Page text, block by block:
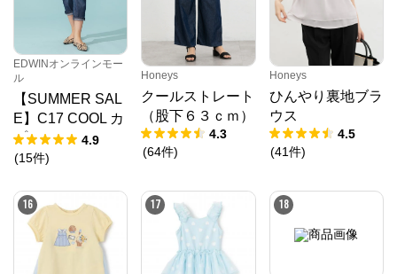
EDWINオンラインモー
ル
【SUMMER SAL
E】C17 COOL カ
プリ デニムパン
ツ【涼】
4.9
(15件)
Honeys
クールストレート
（股下６３ｃｍ）
4.3
(64件)
Honeys
ひんやり裏地ブラ
ウス
4.5
(41件)
16 17 18